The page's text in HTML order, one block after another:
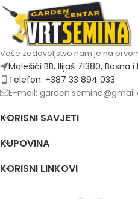
Vaše zadovoljstvo nam je na
Malešići BB, Ilijaš 71380, Bosna
Telefon: +387 33 894 033
E-mail:
KORISNI SAVJETI
KUPOVINA
KORISNI LINKOVI